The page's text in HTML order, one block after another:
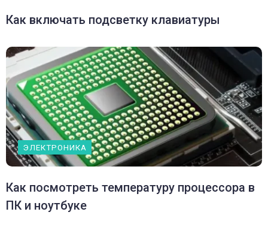
Как включать подсветку клавиатуры
ЭЛЕКТРОНИКА
Как посмотреть температуру процессора в
ПК и ноутбуке